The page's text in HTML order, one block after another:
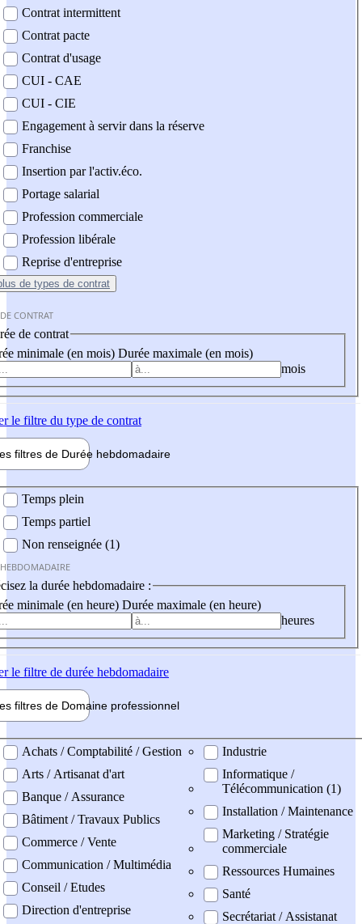
Contrat intermittent
Contrat pacte
Contrat d'usage
CUI - CAE
CUI - CIE
Engagement à servir dans la réserve
Franchise
Insertion par l'activ.éco.
Portage salarial
Profession commerciale
Profession libérale
Reprise d'entreprise
de types de contrat
CONTRAT
de contrat
minimale (en mois) Durée maximale (en mois)
mois
le filtre du type de contrat
filtres de Durée hebdomadaire
Temps plein
Temps partiel
Non renseignée (1)
la durée hebdomadaire :
minimale (en heure) Durée maximale (en heure)
heures
le filtre de durée hebdomadaire
filtres de Domaine professionnel
professionel
Achats / Comptabilité / Gestion
Arts / Artisanat d'art
Banque / Assurance
Bâtiment / Travaux Publics
Commerce / Vente
Communication / Multimédia
Conseil / Etudes
Direction d'entreprise
Industrie
Informatique /
Télécommunication (1)
Installation / Maintenance
Marketing / Stratégie
commerciale
Ressources Humaines
Santé
Secrétariat / Assistanat